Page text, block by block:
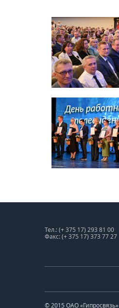
Тел.: (+ 375 17) 293 81 00
Факс: (+ 375 17) 373 77 27
© 2015 ОАО «Гипросвязь»